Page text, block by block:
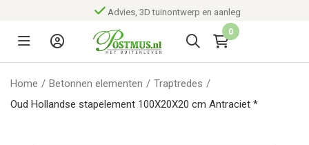
Advies, 3D tuinontwerp en aanleg
0
Home / Betonnen elementen / Traptredes /
Oud Hollandse stapelement 100X20X20 cm Antraciet *